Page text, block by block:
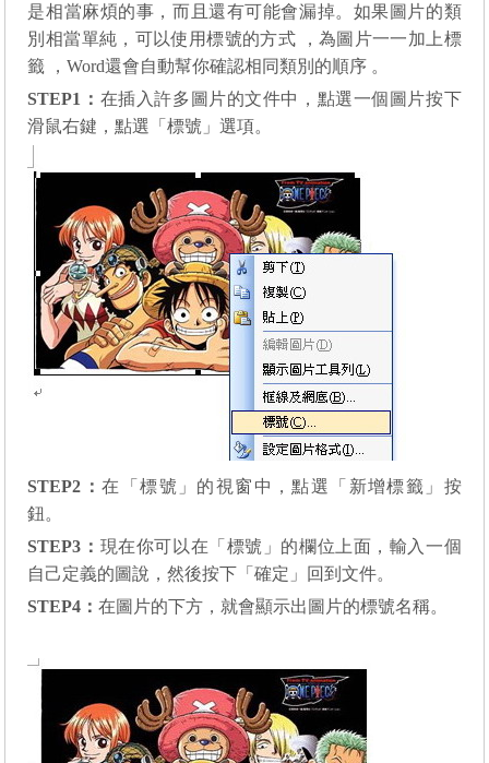
是相當麻煩的事，而且還有可能會漏掉。如果圖片的類
別相當單純，可以使用標號的方式 ，為圖片一一加上標
籤 ，Word還會自動幫你確認相同類別的順序 。
STEP1 ： 在插入許多圖片的文件中，點選一個圖片按下
滑鼠右鍵，點選「標號」選項。
STEP2 ：在「標號」的視窗中，點選「新增標籤」按
鈕。
STEP3 ： 現在你可以在「標號」的欄位上面，輸入一個
自己定義的圖說，然後按下「確定」回到文件。
STEP4 ：在圖片的下方，就會顯示出圖片的標號名稱。